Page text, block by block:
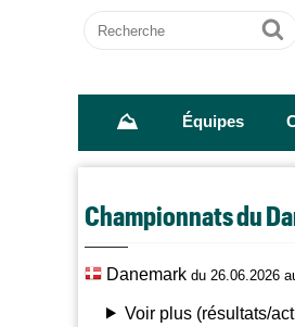
Recherche
Ok
⛰ Équipes
Championnats du
Danemark du 26.06.2026
Voir plus (résultats/